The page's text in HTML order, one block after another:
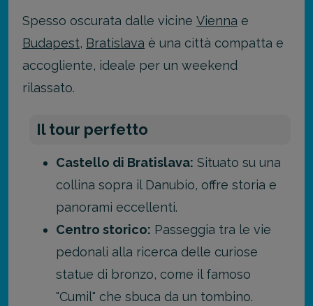
Spesso oscurata dalle vicine Vienna e
Budapest, Bratislava è una città compatta e
accogliente, ideale per un weekend
rilassato.
Il tour perfetto
Castello di Bratislava: Situato su una
collina sopra il Danubio, offre storia e
panorami eccellenti.
Centro storico: Passeggia tra le vie
pedonali alla ricerca delle curiose
statue di bronzo, come il famoso
"Cumil" che sbuca da un tombino.